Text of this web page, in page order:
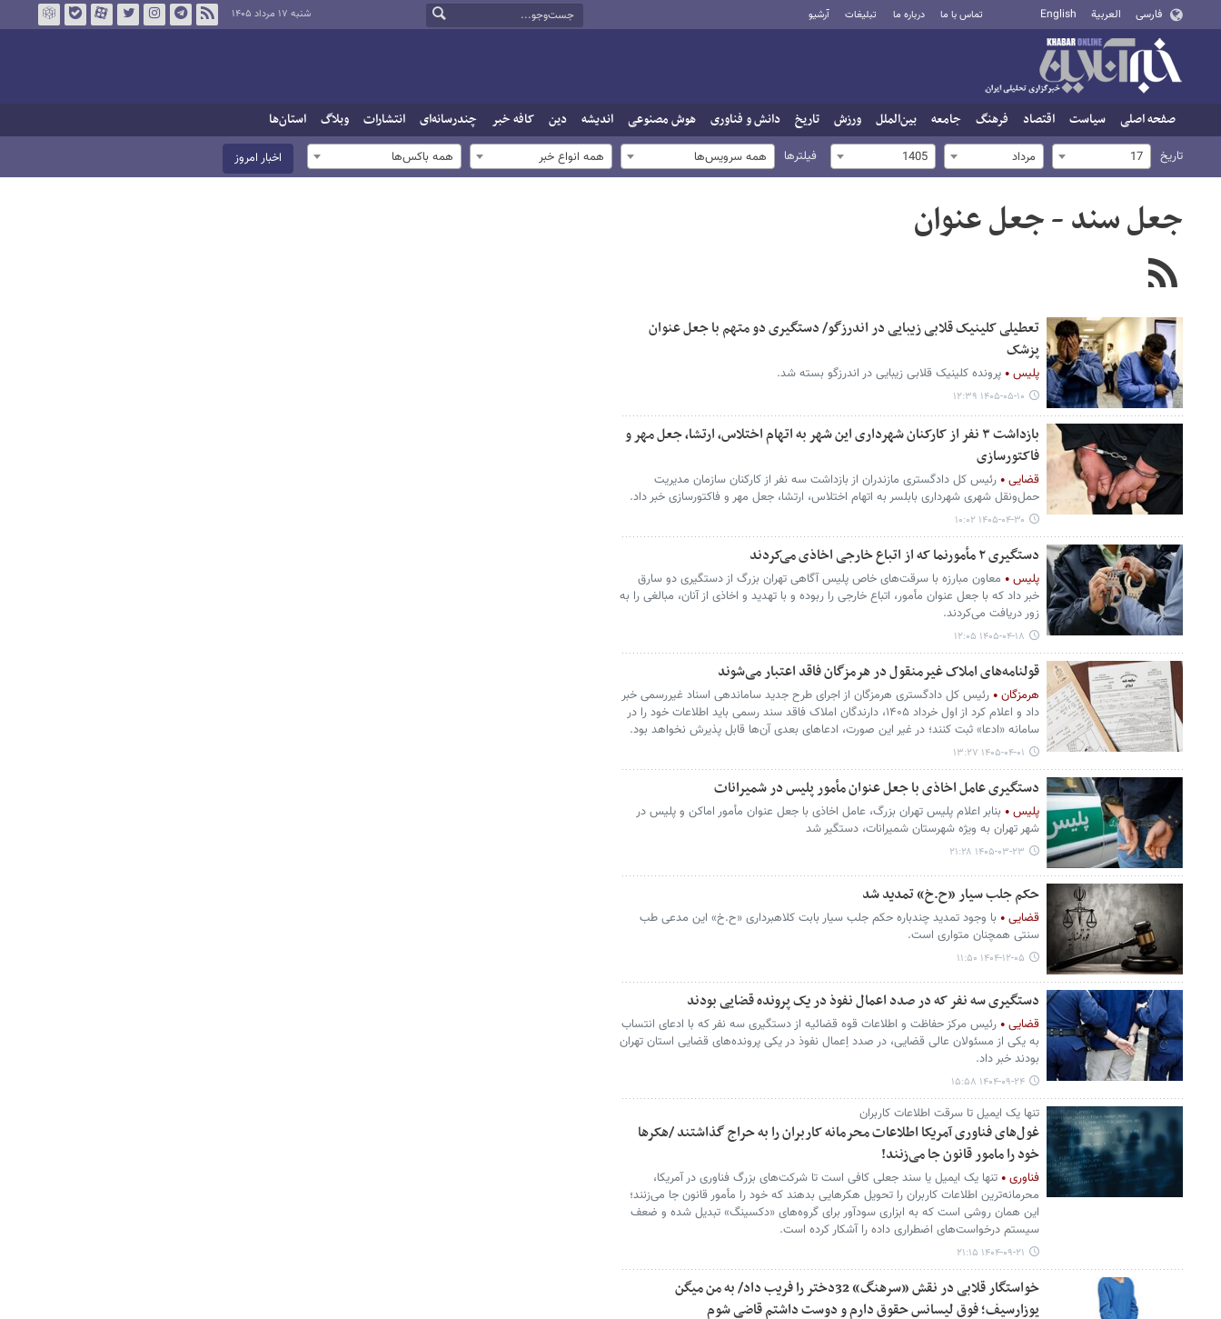
فارسی العربية English تماس با ما درباره ما تبلیغات آرشیو شنبه ۱۷ مرداد ۱۴۰۵
صفحه اصلی سیاست اقتصاد فرهنگ جامعه بین‌الملل ورزش تاریخ دانش و فناوری هوش مصنوعی اندیشه دین کافه خبر چندرسانه‌ای انتشارات وبلاگ استان‌ها
تاریخ 17 مرداد 1405 فیلترها همه سرویس‌ها همه انواع خبر همه باکس‌ها اخبار امروز
جعل سند - جعل عنوان
تعطیلی کلینیک قلابی زیبایی در اندرزگو/ دستگیری دو متهم با جعل عنوان
پزشک
پلیس پرونده کلینیک قلابی زیبایی در اندرزگو بسته شد.
۱۴۰۵-۰۵-۱۰ ۱۲:۳۹
بازداشت ٣ نفر از کارکنان شهرداری این شهر به اتهام اختلاس، ارتشا، جعل مهر و
فاکتورسازی
قضایی
رئیس کل دادگستری مازندران از بازداشت سه نفر از کارکنان سازمان مدیریت
حمل‌ونقل شهری شهرداری بابلسر به اتهام اختلاس، ارتشا، جعل مهر و فاکتورسازی خبر داد.
۱۴۰۵-۰۴-۳۰ ۱۰:۰۲
دستگیری ۲ مأمورنما که از اتباع خارجی اخاذی می‌کردند
پلیس
معاون مبارزه با سرقت‌های خاص پلیس آگاهی تهران بزرگ از دستگیری دو سارق
خبر داد که با جعل عنوان مأمور، اتباع خارجی را ربوده و با تهدید و اخاذی از آنان، مبالغی را به
زور دریافت می‌کردند.
۱۴۰۵-۰۴-۱۸ ۱۲:۰۵
قولنامه‌های املاک غیرمنقول در هرمزگان فاقد اعتبار می‌شوند
هرمزگان
رئیس کل دادگستری هرمزگان از اجرای طرح جدید ساماندهی اسناد غیررسمی خبر
داد و اعلام کرد از اول خرداد ۱۴۰۵، دارندگان املاک فاقد سند رسمی باید اطلاعات خود را در
سامانه «ادعا» ثبت کنند؛ در غیر این صورت، ادعاهای بعدی آن‌ها قابل پذیرش نخواهد بود.
۱۴۰۵-۰۴-۰۱ ۱۳:۲۷
دستگیری عامل اخاذی با جعل عنوان مأمور پلیس در شمیرانات
پلیس
بنابر اعلام پلیس تهران بزرگ، عامل اخاذی با جعل عنوان مأمور اماکن و پلیس در
شهر تهران به ویژه شهرستان شمیرانات، دستگیر شد
۱۴۰۵-۰۳-۲۳ ۲۱:۲۸
حکم جلب سیار «ح.خ» تمدید شد
قضایی
با وجود تمدید چندباره حکم جلب سیار بابت کلاهبرداری «ح.خ» این مدعی طب
سنتی همچنان متواری است.
۱۴۰۴-۱۲-۰۵ ۱۱:۵۰
دستگیری سه نفر که در صدد اعمال نفوذ در یک پرونده‌ قضایی بودند
قضایی
رئیس مرکز حفاظت و اطلاعات قوه قضائیه از دستگیری سه نفر که با ادعای انتساب
به یکی از مسئولان عالی قضایی، در صدد اِعمال نفوذ در یکی پرونده‌های قضایی استان تهران
بودند خبر داد.
۱۴۰۴-۰۹-۲۴ ۱۵:۵۸
تنها یک ایمیل تا سرقت اطلاعات کاربران
غول‌های فناوری آمریکا اطلاعات محرمانه کاربران را به حراج گذاشتند /هکرها
خود را مامور قانون جا می‌زنند!
فناوری
تنها یک ایمیل یا سند جعلی کافی است تا شرکت‌های بزرگ فناوری در آمریکا،
محرمانه‌ترین اطلاعات کاربران را تحویل هکرهایی بدهند که خود را مأمور قانون جا می‌زنند؛
این همان روشی است که به ابزاری سودآور برای گروه‌های «دکسینگ» تبدیل شده و ضعف
سیستم درخواست‌های اضطراری داده را آشکار کرده است.
۱۴۰۴-۰۹-۲۱ ۲۱:۱۵
خواستگار قلابی در نقش «سرهنگ» 32دختر را فریب داد/ به من میگن
یوزارسیف؛ فوق لیسانس حقوق دارم و دوست داشتم قاضی شوم